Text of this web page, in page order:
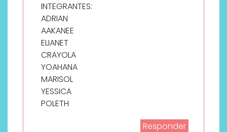
INTEGRANTES:
ADRIAN
AAKANEE
ELIANET
CRAYOLA
YOAHANA
MARISOL
YESSICA
POLETH
Responder